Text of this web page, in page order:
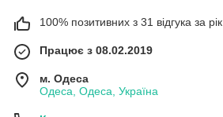
100% позитивних з 31 відгука за рік
Працює з 08.02.2019
м. Одеса
Одеса, Одеса, Україна